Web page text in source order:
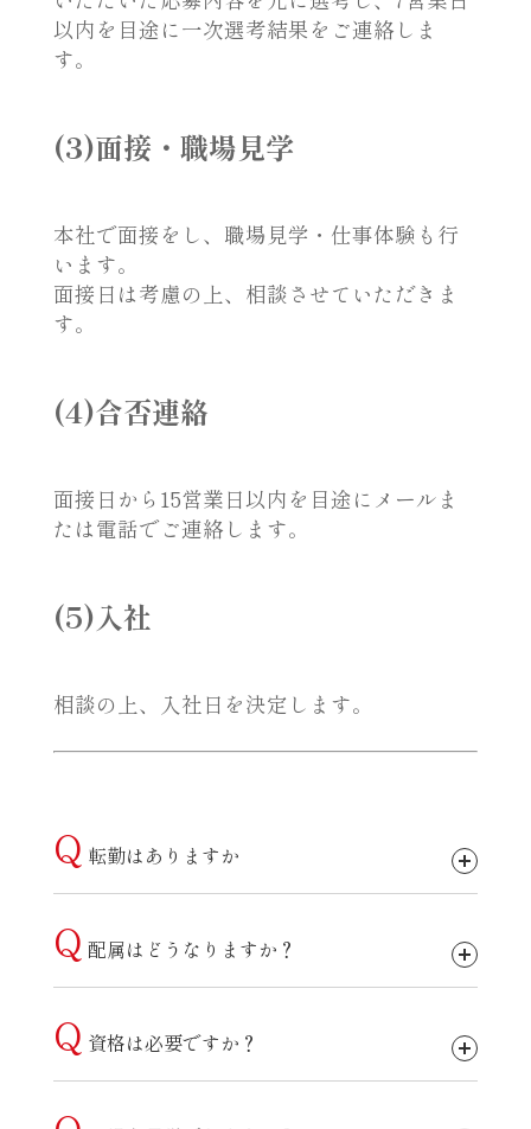
以内を目途に一次選考結果をご連絡しま
す。
(3)面接・職場見学
本社で面接をし、職場見学・仕事体験も行
います。
面接日は考慮の上、相談させていただきま
す。
(4)合否連絡
面接日から15営業日以内を目途にメールま
たは電話でご連絡します。
(5)入社
相談の上、入社日を決定します。
Q 転勤はありますか
Q 配属はどうなりますか？
Q 資格は必要ですか？